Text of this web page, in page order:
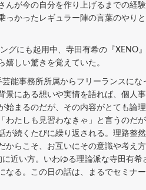
んが今の自分を作り上げるまでの経
っかったレギュラー陣の言葉のやり
グにも起用中、寺田有希の『XENO
嬉しい驚きを覚えていた。
能事務所所属からフリーランスに
景にある想いや実情を語れば、個
始まるのだが、その内容がとても論
わたしも見習わなきゃ」と言うのだ
が続くたびに繰り返される。理路整
からこそ、お互いにその意識や考え
近い方。いわゆる理論派な寺田有
なる。この日の話は、まるでセミナ